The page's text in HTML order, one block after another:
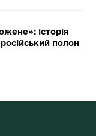
історія
полон